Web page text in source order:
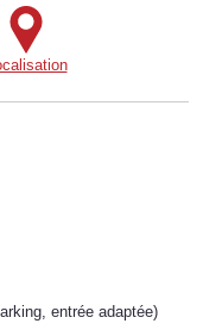
entrée adaptée)